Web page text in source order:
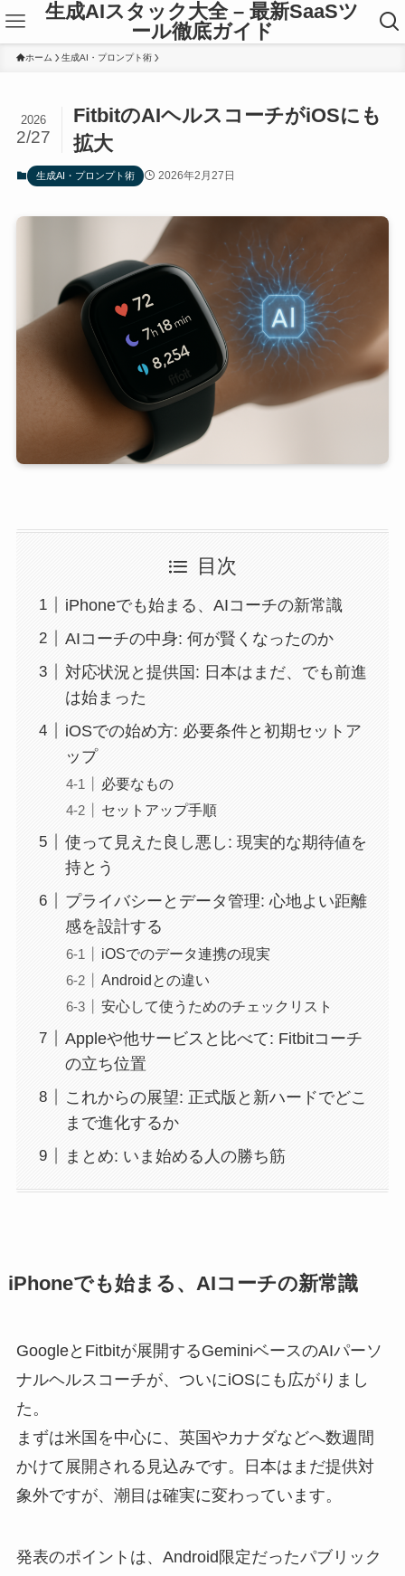
生成AIスタック大全 – 最新SaaSツ
ール徹底ガイド
ホーム 生成AI・プロンプト術
FitbitのAIヘルスコーチがiOSにも
拡大
2026
2/27
生成AI・プロンプト術 2026年2月27日
目次
iPhoneでも始まる、AIコーチの新常識
AIコーチの中身: 何が賢くなったのか
対応状況と提供国: 日本はまだ、でも前進
は始まった
iOSでの始め方: 必要条件と初期セットア
ップ
必要なもの
セットアップ手順
使って見えた良し悪し: 現実的な期待値を
持とう
プライバシーとデータ管理: 心地よい距離
感を設計する
iOSでのデータ連携の現実
Androidとの違い
安心して使うためのチェックリスト
Appleや他サービスと比べて: Fitbitコーチ
の立ち位置
これからの展望: 正式版と新ハードでどこ
まで進化するか
まとめ: いま始める人の勝ち筋
iPhoneでも始まる、AIコーチの新常識
GoogleとFitbitが展開するGeminiベースのAIパーソ
ナルヘルスコーチが、ついにiOSにも広がりまし
た。
まずは米国を中心に、英国やカナダなどへ数週間
かけて展開される見込みです。日本はまだ提供対
象外ですが、潮目は確実に変わっています。
発表のポイントは、Android限定だったパブリック